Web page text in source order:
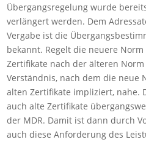
Übergangsregelung wurde
verlängert werden. Dem
Vergabe ist die
bekannt. Regelt die neuere Norm
Zertifikate nach der älteren
Verständnis, nach dem die neue
alten Zertifikate impliziert, nahe.
auch alte Zertifikate
der MDR. Damit ist dann durch
auch diese Anforderung des